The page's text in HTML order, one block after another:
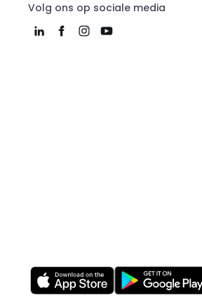
Volg ons op sociale media